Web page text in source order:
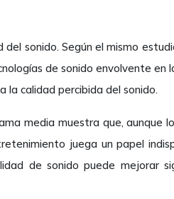
sonido. Según el mismo
de sonido envolvente en
la calidad percibida del sonido.
media muestra que, aunque
juega un papel
de sonido puede mejorar